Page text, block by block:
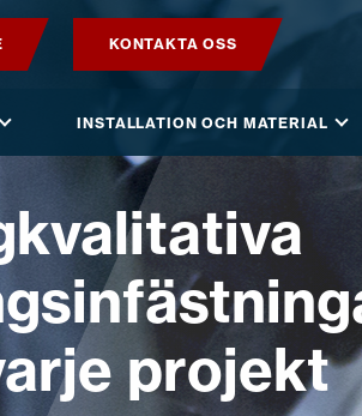
KONTAKTA OSS
INSTALLATION OCH MATERIAL
VILPE SENSE
LÖSNINGAR
OCH MATERIAL
AKTUELLTprojekt